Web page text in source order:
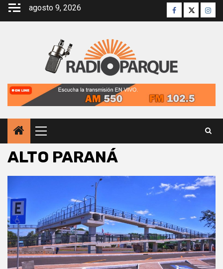
Saltar
agosto 9, 2026 Facebook
Twitter
Menú
principal
ALTO PARANÁ